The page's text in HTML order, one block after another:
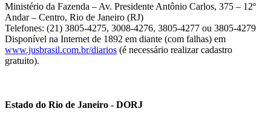
Ministério da Fazenda – Av. Presidente Antônio Carlos, 375 – 12º
Andar – Centro, Rio de Janeiro (RJ)
Telefones: (21) 3805-4275, 3008-4276, 3805-4277 ou 3805-4279
Disponível na Internet de 1892 em diante (com falhas) em
www.jusbrasil.com.br/diarios (é necessário realizar cadastro
gratuito).
Estado do Rio de Janeiro - DORJ